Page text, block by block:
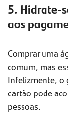
5. Hidrate-
aos
Comprar uma
comum, mas
Infelizmente, o
cartão pode
pessoas.